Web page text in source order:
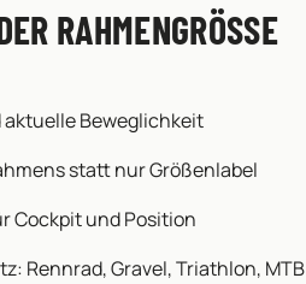
RAHMENGRÖSSE S
Beweglichkeit
statt nur Größenlabel
Cockpit und Position
Rennrad, Gravel, Triathlon, MTB